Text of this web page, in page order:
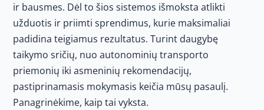
ir bausmes. Dėl to šios sistemos išmoksta atlikti
užduotis ir priimti sprendimus, kurie maksimaliai
padidina teigiamus rezultatus. Turint daugybę
taikymo sričių, nuo autonominių transporto
priemonių iki asmeninių rekomendacijų,
pastiprinamasis mokymasis keičia mūsų pasaulį.
Panagrinėkime, kaip tai vyksta.